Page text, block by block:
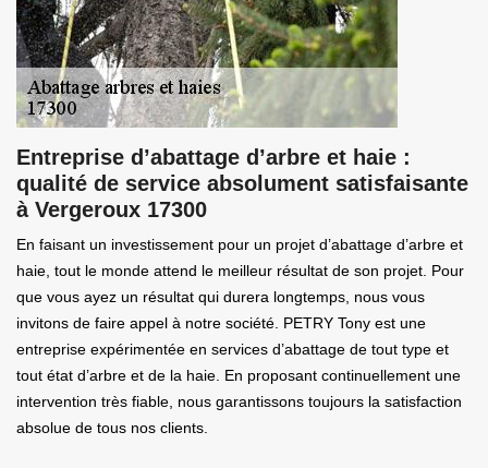
Entreprise d’abattage d’arbre et haie :
qualité de service absolument satisfaisante
à Vergeroux 17300
En faisant un investissement pour un projet d’abattage d’arbre et
haie, tout le monde attend le meilleur résultat de son projet. Pour
que vous ayez un résultat qui durera longtemps, nous vous
invitons de faire appel à notre société. PETRY Tony est une
entreprise expérimentée en services d’abattage de tout type et
tout état d’arbre et de la haie. En proposant continuellement une
intervention très fiable, nous garantissons toujours la satisfaction
absolue de tous nos clients.